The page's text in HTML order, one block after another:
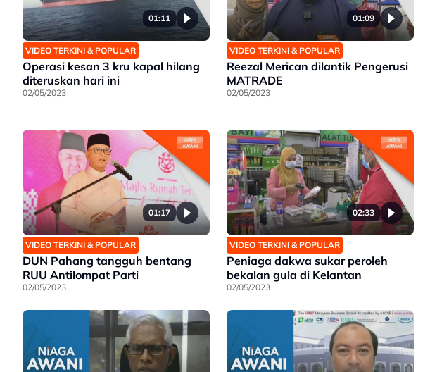
01:11
VIDEO TERKINI & POPULAR
Operasi kesan 3 kru kapal hilang
diteruskan hari ini
02/05/2023
01:09
VIDEO TERKINI & POPULAR
Reezal Merican dilantik Pengerusi
MATRADE
02/05/2023
01:17
VIDEO TERKINI & POPULAR
DUN Pahang tangguh bentang
RUU Antilompat Parti
02/05/2023
02:33
VIDEO TERKINI & POPULAR
Peniaga dakwa sukar peroleh
bekalan gula di Kelantan
02/05/2023